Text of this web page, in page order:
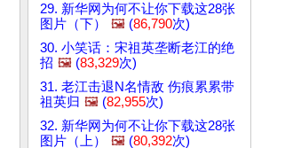
29. 新华网为何不让你下载这28张
图片（下）
🖼️ (86,790次)
30. 小笑话：宋祖英垄断老江的绝
招 🖼️ (83,329次)
31. 老江击退N名情敌 伤痕累累带
祖英归 🖼️ (82,955次)
32. 新华网为何不让你下载这28张
图片（上）
🖼️ (80,392次)